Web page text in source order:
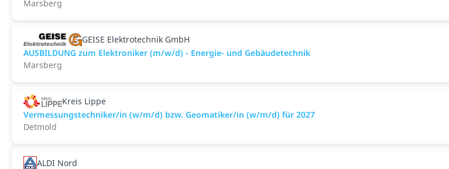
Marsberg
GEISE Elektrotechnik GmbH
AUSBILDUNG zum Elektroniker (m/w/d) - Energie- und Gebäudetechnik
Marsberg
Kreis Lippe
Vermessungstechniker/in (w/m/d) bzw. Geomatiker/in (w/m/d) für 2027
Detmold
ALDI Nord